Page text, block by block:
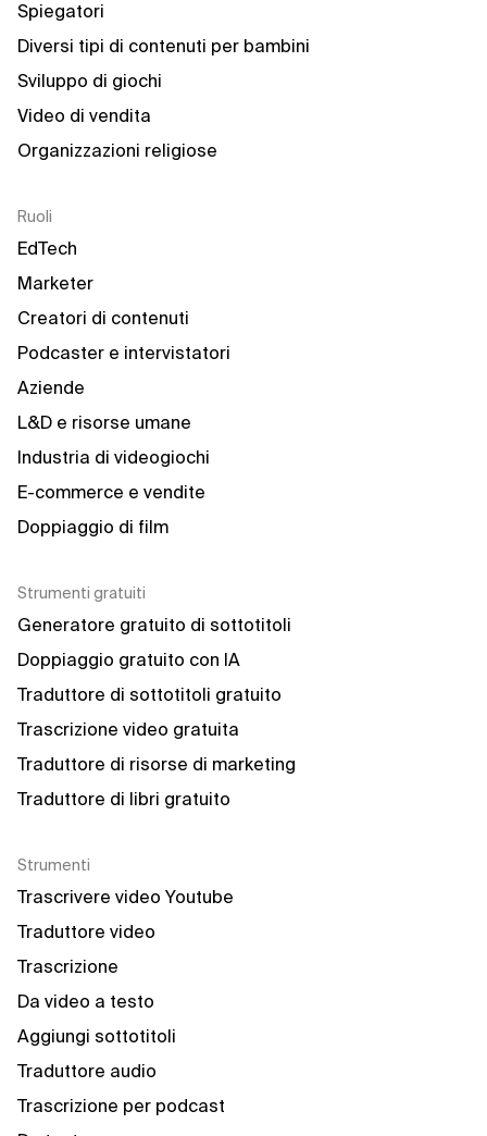
Spiegatori
Diversi tipi di contenuti per bambini
Sviluppo di giochi
Video di vendita
Organizzazioni religiose
Ruoli
EdTech
Marketer
Creatori di contenuti
Podcaster e intervistatori
Aziende
L&D e risorse umane
Industria di videogiochi
E-commerce e vendite
Doppiaggio di film
Strumenti gratuiti
Generatore gratuito di sottotitoli
Doppiaggio gratuito con IA
Traduttore di sottotitoli gratuito
Trascrizione video gratuita
Traduttore di risorse di marketing
Traduttore di libri gratuito
Strumenti
Trascrivere video Youtube
Traduttore video
Trascrizione
Da video a testo
Aggiungi sottotitoli
Traduttore audio
Trascrizione per podcast